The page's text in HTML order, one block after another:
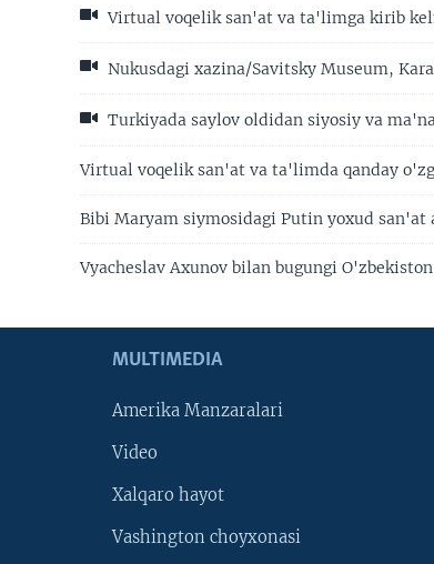
Virtual voqelik san'at va ta'limga kirib
Nukusdagi xazina/Savitsky Museum,
Turkiyada saylov oldidan siyosiy va
Virtual voqelik san'at va ta'limda qanday
Bibi Maryam siymosidagi Putin yoxud san'at
Vyacheslav Axunov bilan bugungi
MULTIMEDIA
Amerika Manzaralari
Video
Xalqaro hayot
Vashington choyxonasi